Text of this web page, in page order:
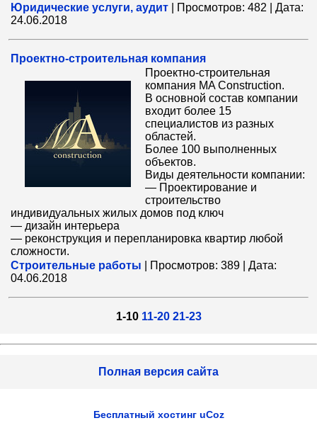
Юридические услуги, аудит
Просмотров: 482
Дата:
24.06.2018
Проектно-строительная компания
Проектно-строительная
компания MA Construction.
В основной состав компании
входит более 15
специалистов из разных
областей.
Более 100 выполненных
объектов.
Виды деятельности компании:
— Проектирование и
строительство
индивидуальных жилых домов под ключ
— дизайн интерьера
— реконструкция и перепланировка квартир любой
сложности.
Строительные работы
Просмотров: 389
Дата:
04.06.2018
1-10 11-20 21-23
Полная версия сайта
Бесплатный хостинг uCoz